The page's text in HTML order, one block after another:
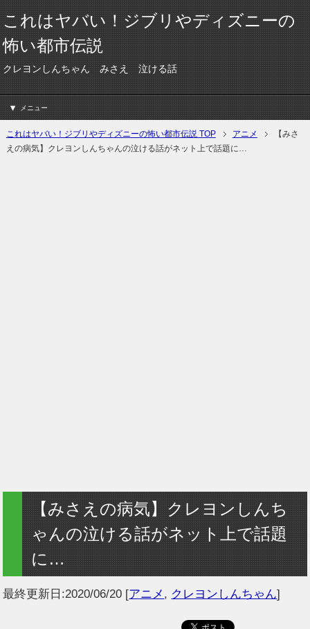
これはヤバい！ジブリやディズニーの
怖い都市伝説
クレヨンしんちゃん みさえ 泣ける話
メニュー
これはヤバい！ジブリやディズニーの怖い都市伝説 TOP アニメ
【みさ
えの病気】クレヨンしんちゃんの泣ける話がネット上で話題に…
【みさえの病気】クレヨンしんち
ゃんの泣ける話がネット上で話題
に…
最終更新日:2020/06/20 [アニメ , クレヨンしんちゃん]